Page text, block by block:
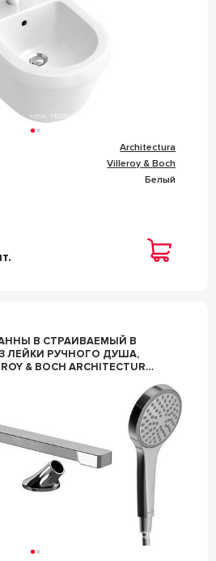
Architectura
Villeroy & Boch
Белый
В СТРАИВАЕМЫЙ В
ЛЕЙКИ РУЧНОГО ДУША,